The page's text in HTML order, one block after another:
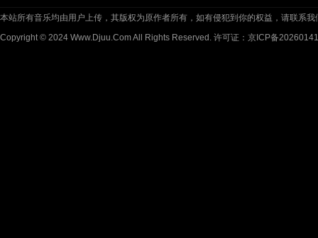
本站所有音乐均由用户上传，其版权为原作者所有，如有侵犯到你的权益，请联系我
Copyright © 2024 Www.Djuu.Com All Rights Reserved. 许可证：京ICP备